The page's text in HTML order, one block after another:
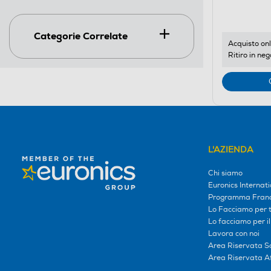
Categorie Correlate
Acquisto
Ritiro in
L'AZIENDA
Chi siamo
Euronics
Programma
Lo Facciamo per
Lo facciamo per
Lavora con noi
Area Riservata
Area Riservata